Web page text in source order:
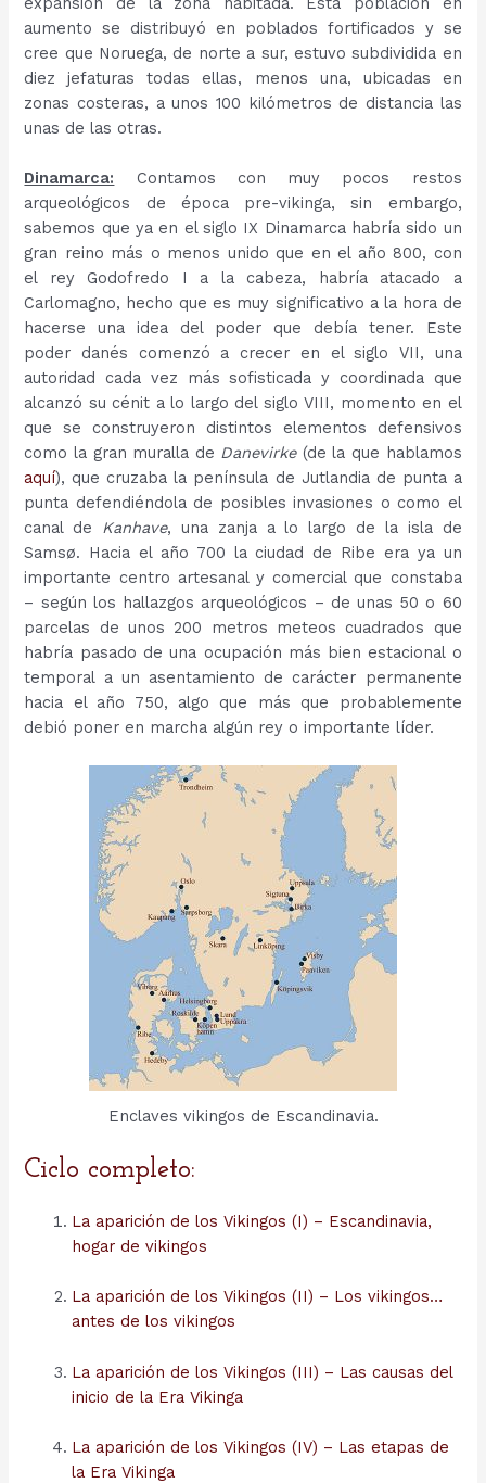
aumento se distribuyó en poblados fortificados y se
cree que Noruega, de norte a sur, estuvo subdividida en
diez jefaturas todas ellas, menos una, ubicadas en
zonas costeras, a unos 100 kilómetros de distancia las
unas de las otras.
Dinamarca: Contamos con muy pocos restos
arqueológicos de época pre-vikinga, sin embargo,
sabemos que ya en el siglo IX Dinamarca habría sido un
gran reino más o menos unido que en el año 800, con
el rey Godofredo I a la cabeza, habría atacado a
Carlomagno, hecho que es muy significativo a la hora de
hacerse una idea del poder que debía tener. Este
poder danés comenzó a crecer en el siglo VII, una
autoridad cada vez más sofisticada y coordinada que
alcanzó su cénit a lo largo del siglo VIII, momento en el
que se construyeron distintos elementos defensivos
como la gran muralla de Danevirke(de la que hablamos
aquí), que cruzaba la península de Jutlandia de punta a
punta defendiéndola de posibles invasiones o como el
canal de Kanhave, una zanja a lo largo de la isla de
Samsø. Hacia el año 700 la ciudad de Ribe era ya un
importante centro artesanal y comercial que constaba
– según los hallazgos arqueológicos – de unas 50 o 60
parcelas de unos 200 metros meteos cuadrados que
habría pasado de una ocupación más bien estacional o
temporal a un asentamiento de carácter permanente
hacia el año 750, algo que más que probablemente
debió poner en marcha algún rey o importante líder.
Enclaves vikingos de Escandinavia.
Ciclo completo:
La aparición de los Vikingos (I) – Escandinavia,
hogar de vikingos
La aparición de los Vikingos (II) – Los vikingos…
antes de los vikingos
La aparición de los Vikingos (III) – Las causas del
inicio de la Era Vikinga
La aparición de los Vikingos (IV) – Las etapas de
la Era Vikinga